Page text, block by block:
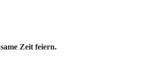
Zeit feiern.